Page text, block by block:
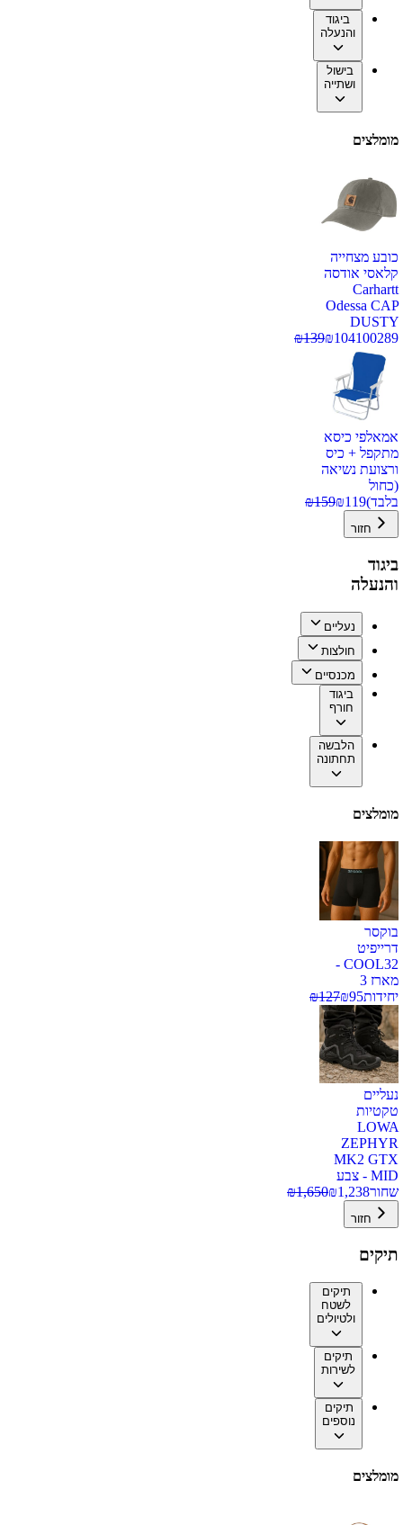
ביגוד
והנעלה
בישול
ושתייה
מומלצים
כובע מצחייה
קלאסי אודסה
Carhartt
Odessa CAP
DUSTY
100289
₪104
₪139
אמאלפי כיסא
מתקפל + כיס
ורצועת נשיאה
(כחול
בלבד)
₪119
₪159
חזור
ביגוד
והנעלה
נעליים
חולצות
מכנסיים
ביגוד
חורף
הלבשה
תחתונה
מומלצים
בוקסר
דרייפיט
COOL32 -
מארז 3
יחידות
₪95
₪127
נעליים
טקטיות
LOWA
ZEPHYR
MK2 GTX
MID - צבע
שחור
₪1,238
₪1,650
חזור
תיקים
תיקים
לשטח
ולטיולים
תיקים
לשירות
תיקים
נוספים
מומלצים